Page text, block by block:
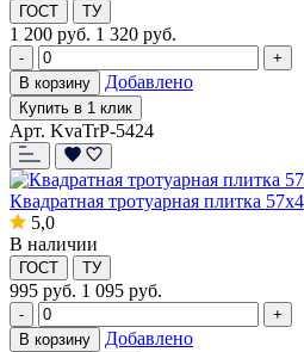
ГОСТ ТУ
1 200 руб. 1 320 руб.
-
+
В корзину
Добавлено
Купить в 1 клик
Арт. KvaTrP-5424
Квадратная тротуарная плитка
5,0
В наличии
ГОСТ ТУ
995 руб. 1 095 руб.
-
+
В корзину
Добавлено